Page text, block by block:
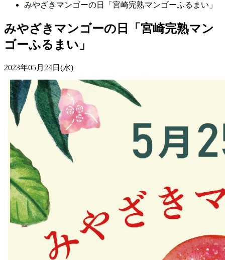
みやざきマンゴーの日「宮崎完熟マンゴーふるまい」
みやざきマンゴーの日「宮崎完熟マン
ゴーふるまい」
2023年05月24日(水)